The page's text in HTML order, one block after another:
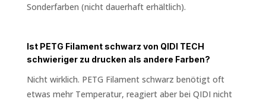
Sonderfarben (nicht dauerhaft erhältlich).
Ist PETG Filament schwarz von QIDI TECH
schwieriger zu drucken als andere Farben?
Nicht wirklich. PETG Filament schwarz benötigt oft
etwas mehr Temperatur, reagiert aber bei QIDI nicht